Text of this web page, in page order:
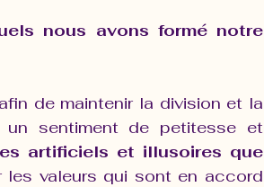
nous avons formé notre
de maintenir la division et la
sentiment de petitesse et
artificiels et illusoires que
les valeurs qui sont en accord